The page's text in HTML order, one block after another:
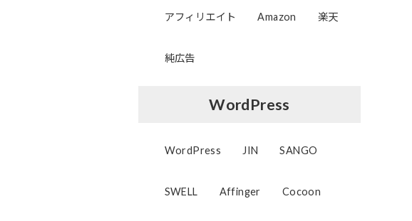
アフィリエイト Amazon 楽天
純広告
WordPress
WordPress JIN SANGO
SWELL Affinger Cocoon